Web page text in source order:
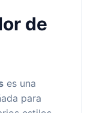
de
es una
para